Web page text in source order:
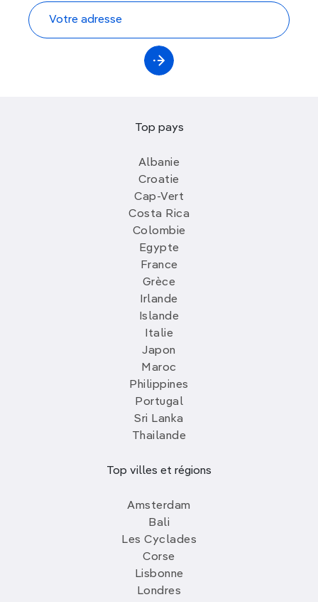
Top pays
Albanie
Croatie
Cap-Vert
Costa Rica
Colombie
Egypte
France
Grèce
Irlande
Islande
Italie
Japon
Maroc
Philippines
Portugal
Sri Lanka
Thailande
Top villes et régions
Amsterdam
Bali
Les Cyclades
Corse
Lisbonne
Londres